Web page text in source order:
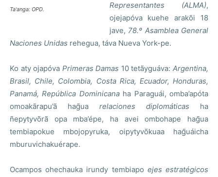
Ta'anga: OPD.
Representantes (ALMA),
ojejapóva kuehe arakõi 18
jave, 78.º Asamblea General
Naciones Unidas rehegua, táva Nueva York-pe.
Ko aty ojapóva Primeras Damas 10 tetãyguáva:Argentina,
Brasil, Chile, Colombia, Costa Rica, Ecuador, Honduras,
Panamá, República Dominicanaha Paraguái, omba’apóta
omoakãrapu’ã hag̃ua relaciones diplomáticas ha
ñepytyvõrã opa mba’épe, ha avei ombohape hag̃ua
tembiapokue mbojopyruka, oipytyvõkuaa hag̃uáicha
mburuvichakuérape.
Ocampos ohechauka irundy tembiapo ejes estratégicos